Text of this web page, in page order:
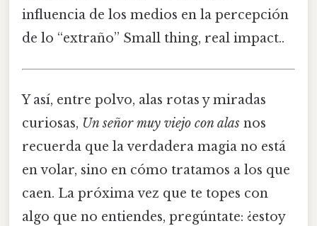
influencia de los medios en la percepción
de lo “extraño” Small thing, real impact..
Y así, entre polvo, alas rotas y miradas
curiosas, Un señor muy viejo con alas nos
recuerda que la verdadera magia no está
en volar, sino en cómo tratamos a los que
caen. La próxima vez que te topes con
algo que no entiendes, pregúntate: ¿estoy